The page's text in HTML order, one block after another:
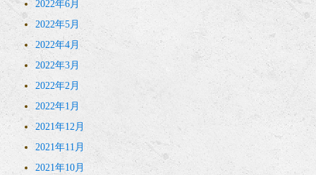
2022年6月
2022年5月
2022年4月
2022年3月
2022年2月
2022年1月
2021年12月
2021年11月
2021年10月